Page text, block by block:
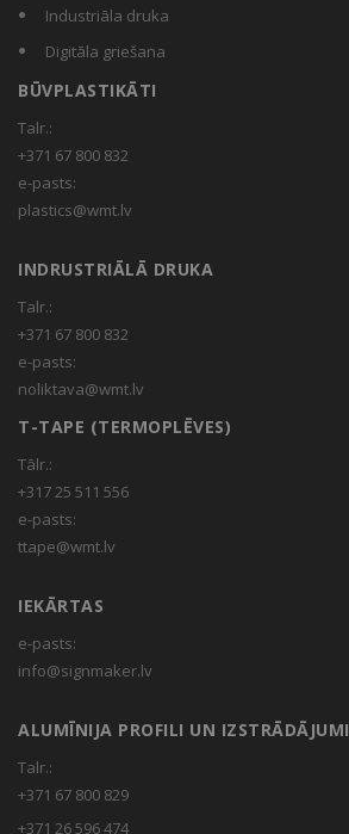
Industriāla druka
Digitāla griešana
BŪVPLASTIKĀTI
Talr.:
+371 67 800 832
e-pasts:
plastics@wmt.lv
INDRUSTRIĀLĀ DRUKA
Talr.:
+371 67 800 832
e-pasts:
noliktava@wmt.lv
T-TAPE (TERMOPLĒVES)
Tālr.:
+317 25 511 556
e-pasts:
ttape@wmt.lv
IEKĀRTAS
e-pasts:
info@signmaker.lv
ALUMĪNIJA PROFILI UN IZSTRĀDĀJUMI
Talr.:
+371 67 800 829
+371 26 596 474